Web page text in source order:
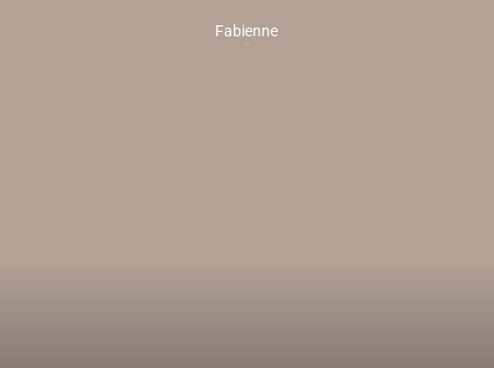
Fabienne